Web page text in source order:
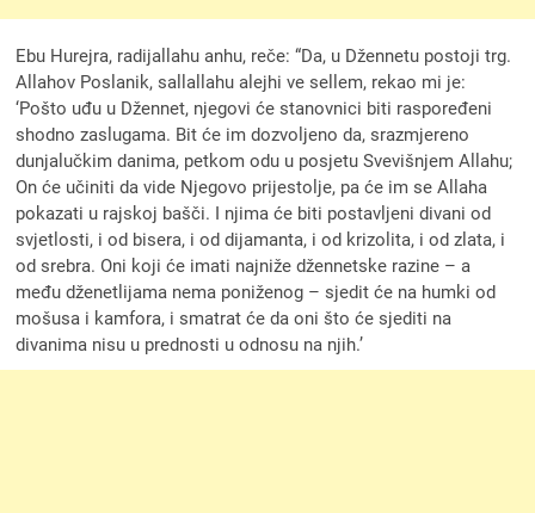
Ebu Hurejra, radijallahu anhu, reče: “Da, u Džennetu postoji trg.
Allahov Poslanik, sallallahu alejhi ve sellem, rekao mi je:
‘Pošto uđu u Džennet, njegovi će stanovnici biti raspoređeni
shodno zaslugama. Bit će im dozvoljeno da, srazmjereno
dunjalučkim danima, petkom odu u posjetu Svevišnjem Allahu;
On će učiniti da vide Njegovo prijestolje, pa će im se Allaha
pokazati u rajskoj bašči. I njima će biti postavljeni divani od
svjetlosti, i od bisera, i od dijamanta, i od krizolita, i od zlata, i
od srebra. Oni koji će imati najniže džennetske razine – a
među dženetlijama nema poniženog – sjedit će na humki od
mošusa i kamfora, i smatrat će da oni što će sjediti na
divanima nisu u prednosti u odnosu na njih.’